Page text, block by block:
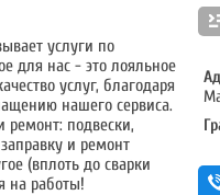
услуги по
для нас - это лояльное
услуг, благодаря
нашего сервиса.
ремонт: подвески,
и ремонт
(вплоть до сварки
на работы!